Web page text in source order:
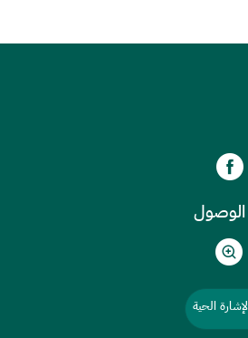
الوصول
الحية